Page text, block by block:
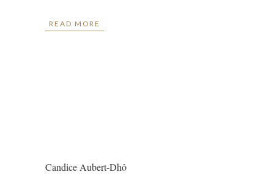
READ MORE
Candice Aubert-Dhô